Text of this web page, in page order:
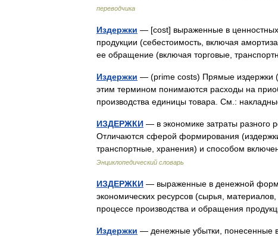
переводчика
Издержки — [cost] выраженные в
продукции (себестоимость, включая
ее обращение (включая торговые,
Издержки — (prime costs) Прямые издержки
этим термином понимаются расходы на
производства единицы товара. См.:
ИЗДЕРЖКИ — в экономике затраты разного
Отличаются сферой формирования
транспортные, хранения) и способом
Энциклопедический словарь
ИЗДЕРЖКИ — выраженные в денежной
экономических ресурсов (сырья,
процессе производства и обращения
Издержки — денежные убытки, понесенные